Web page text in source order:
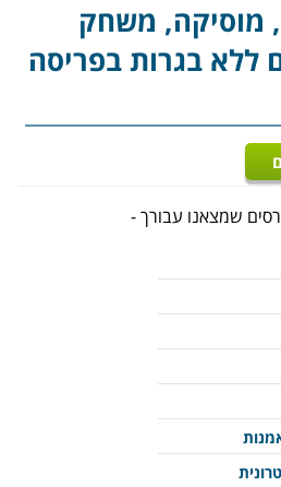
מוסיקה, משחק
ללא בגרות בפריסה
שמצאנו עבורך -